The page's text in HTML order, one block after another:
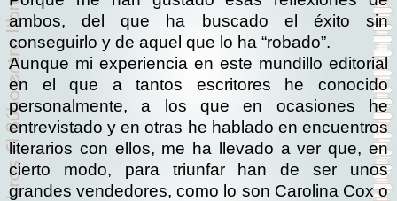
ambos, del que ha buscado el éxito sin
conseguirlo y de aquel que lo ha “robado”.
Aunque mi experiencia en este mundillo editorial
en el que a tantos escritores he conocido
personalmente, a los que en ocasiones he
entrevistado y en otras he hablado en encuentros
literarios con ellos, me ha llevado a ver que, en
cierto modo, para triunfar han de ser unos
grandes vendedores, como lo son Carolina Cox o